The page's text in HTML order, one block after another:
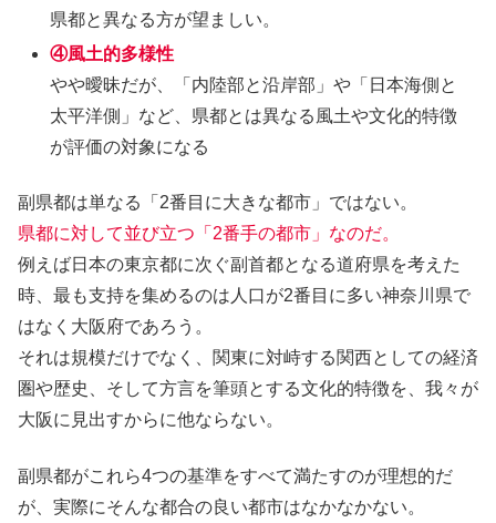
県都と異なる方が望ましい。
④風土的多様性
やや曖昧だが、「内陸部と沿岸部」や「日本海側と
太平洋側」など、県都とは異なる風土や文化的特徴
が評価の対象になる
副県都は単なる「2番目に大きな都市」ではない。
県都に対して並び立つ「2番手の都市」なのだ。
例えば日本の東京都に次ぐ副首都となる道府県を考えた
時、最も支持を集めるのは人口が2番目に多い神奈川県で
はなく大阪府であろう。
それは規模だけでなく、関東に対峙する関西としての経済
圏や歴史、そして方言を筆頭とする文化的特徴を、我々が
大阪に見出すからに他ならない。
副県都がこれら4つの基準をすべて満たすのが理想的だ
が、実際にそんな都合の良い都市はなかなかない。